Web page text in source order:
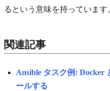
るという意味を持っています
関連記事
Ansible タスク例: Docker
ールする